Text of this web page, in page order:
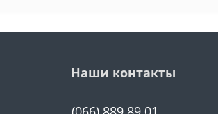
Наши контакты